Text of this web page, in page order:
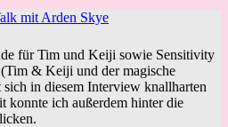
mit Arden Skye
für Tim und Keiji sowie Sensitivity
& Keiji und der magische
in diesem Interview knallharten
konnte ich außerdem hinter die